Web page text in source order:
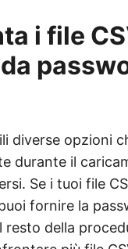
i file
diverse opzioni
durante il
Se i tuoi file
fornire la
resto della